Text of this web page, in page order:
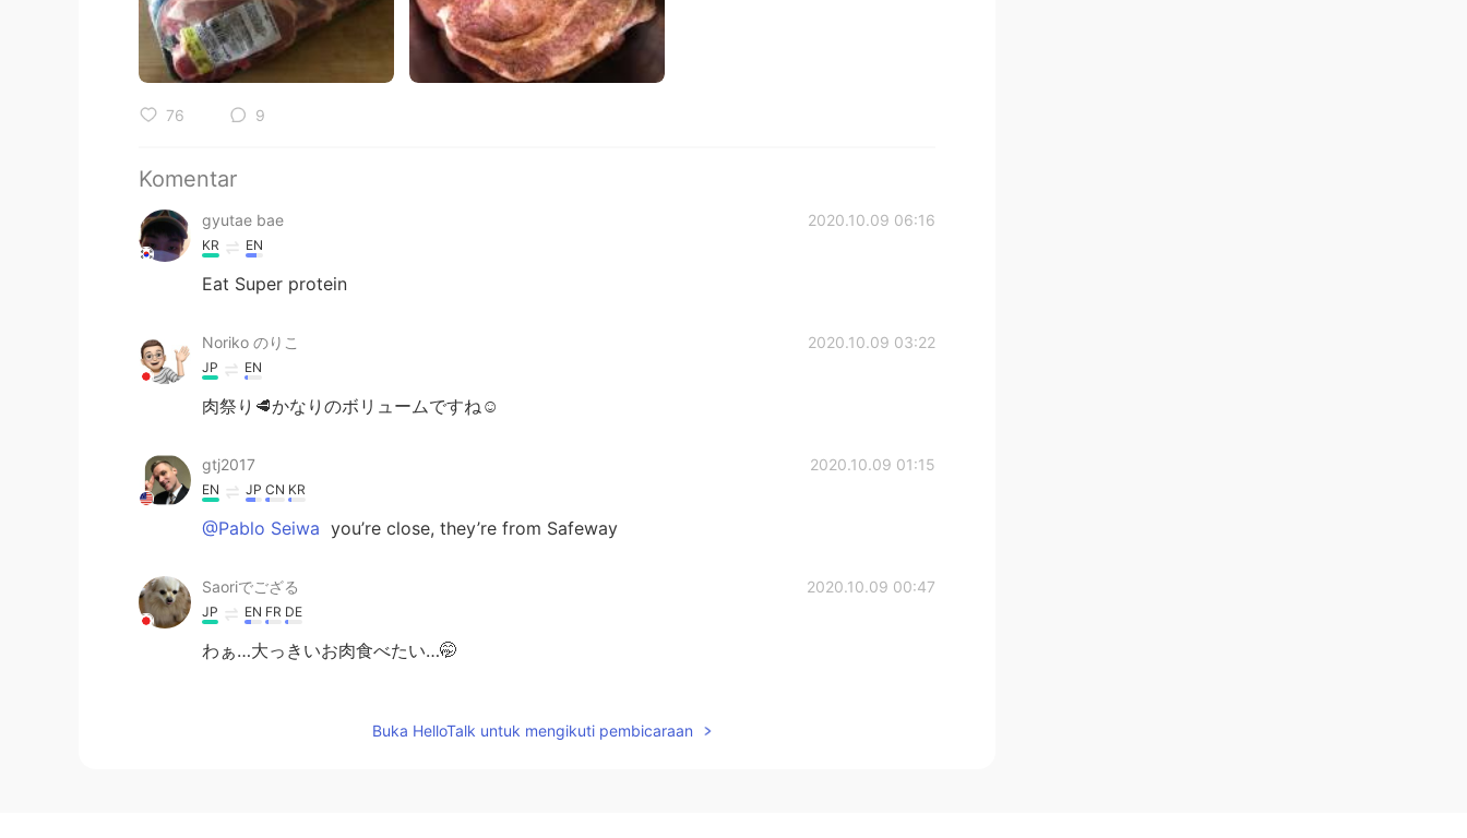
76 9
Komentar
gyutae bae 2020.10.09 06:16
KR EN
Eat Super protein
Noriko のりこ 2020.10.09 03:22
JP EN
肉祭り🥩かなりのボリュームですね☺️
gtj2017 2020.10.09 01:15
EN JP CN KR
@Pablo Seiwa you’re close, they’re from Safeway
Saoriでござる 2020.10.09 00:47
JP EN FR DE
わぁ…大っきいお肉食べたい…🤭
Buka HelloTalk untuk mengikuti pembicaraan